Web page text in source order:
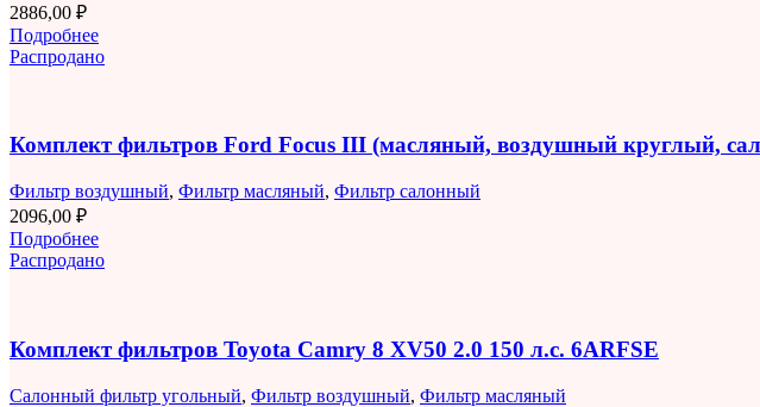
2886,00 ₽
Подробнее
Распродано
Комплект фильтров Ford Focus III (масляный, воздушный круглый,
Фильтр воздушный, Фильтр масляный, Фильтр салонный
2096,00 ₽
Подробнее
Распродано
Комплект фильтров Toyota Camry 8 XV50 2.0 150 л.с. 6ARFSE
Салонный фильтр угольный, Фильтр воздушный, Фильтр масляный